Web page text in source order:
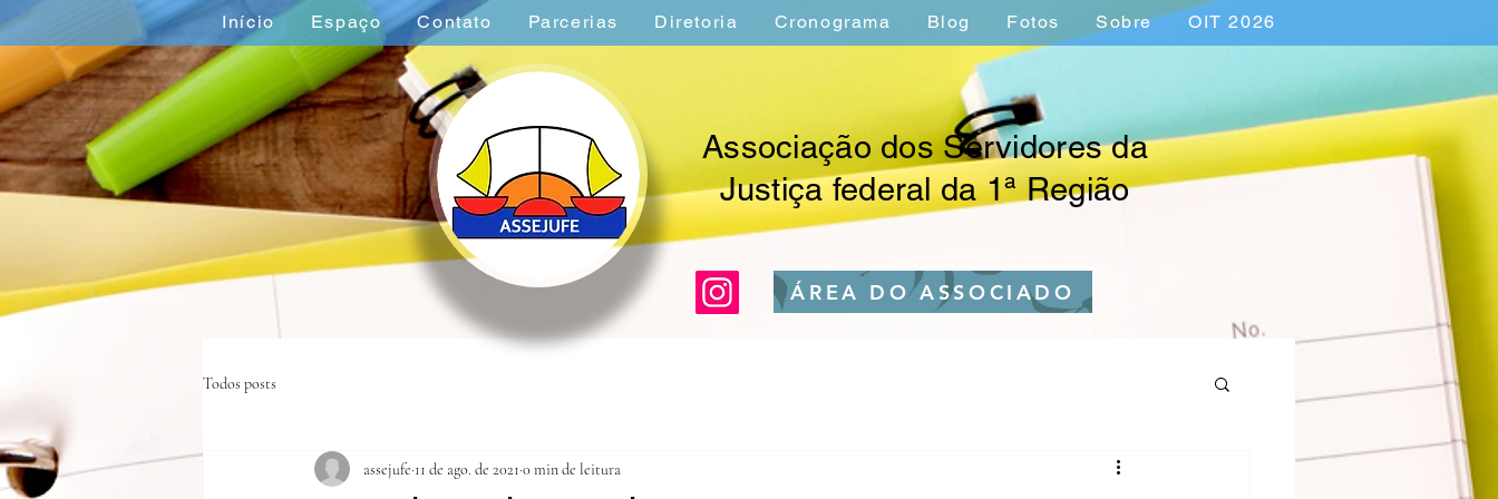
Início Espaço Contato Parcerias Diretoria Cronograma Blog Fotos Sobre OIT 2026
Associação dos Servidores da
Justiça federal da 1ª Região
ÁREA DO ASSOCIADO
Todos posts
assejufe 11 de ago. de 2021 0 min de leitura